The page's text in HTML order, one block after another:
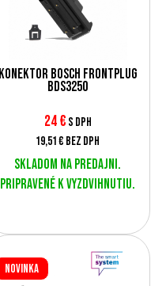
Konektor Bosch Frontplug
BDS3250
24€ s DPH
19,51 € bez DPH
Skladom na predajni.
Pripravené k vyzdvihnutiu.
Novinka